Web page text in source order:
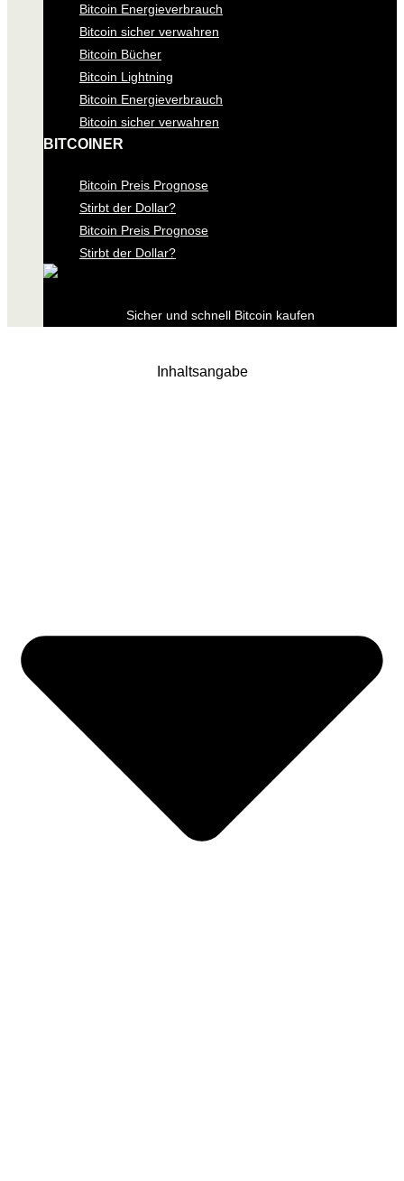
Bitcoin Energieverbrauch
Bitcoin sicher verwahren
Bitcoin Bücher
Bitcoin Lightning
Bitcoin Energieverbrauch
Bitcoin sicher verwahren
BITCOINER
Bitcoin Preis Prognose
Stirbt der Dollar?
Bitcoin Preis Prognose
Stirbt der Dollar?
Sicher und schnell Bitcoin kaufen
Inhaltsangabe